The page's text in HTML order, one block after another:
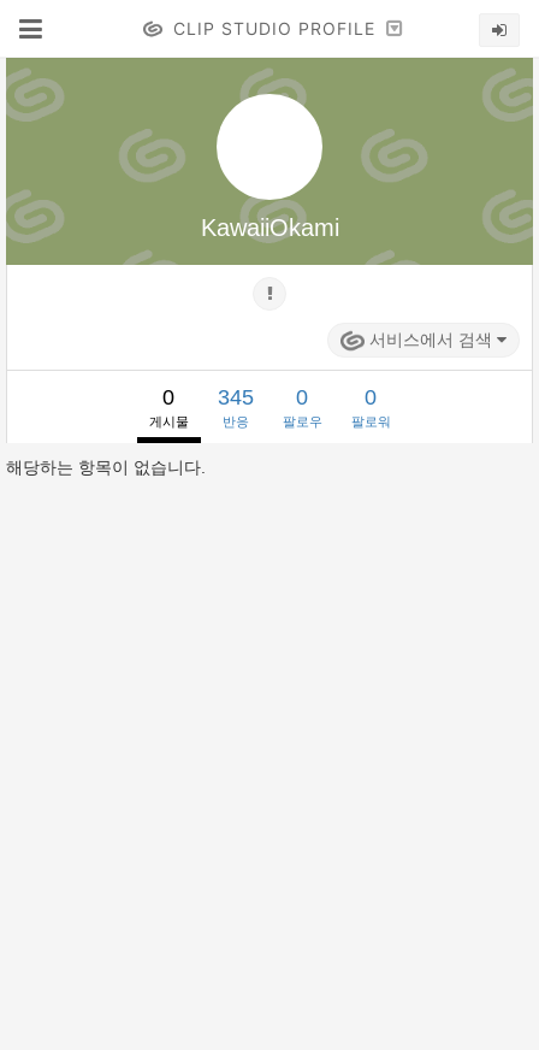
CLIP STUDIO PROFILE
KawaiiOkami
서비스에서 검색
0
게시물
345
반응
0
팔로우
0
팔로워
해당하는 항목이 없습니다.